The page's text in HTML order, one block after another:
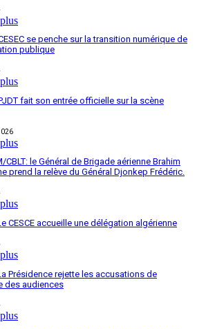
se penche sur la transition numérique de
publique
fait son entrée officielle sur la scène
CBLT: le Général de Brigade aérienne Brahim
prend la relève du Général Djonkep Frédéric.
CESCE accueille une délégation algérienne
Présidence rejette les accusations de
des audiences